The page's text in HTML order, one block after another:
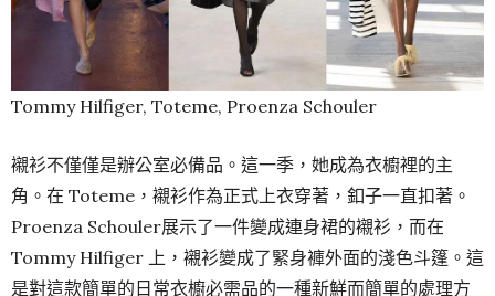
Tommy Hilfiger, Toteme, Proenza Schouler
襯衫不僅僅是辦公室必備品。這一季，她成為衣櫥裡的主
角。在 Toteme，襯衫作為正式上衣穿著，釦子一直扣著。
Proenza Schouler展示了一件變成連身裙的襯衫，而在
Tommy Hilfiger 上，襯衫變成了緊身褲外面的淺色斗篷。這
是對這款簡單的日常衣櫥必需品的一種新鮮而簡單的處理方